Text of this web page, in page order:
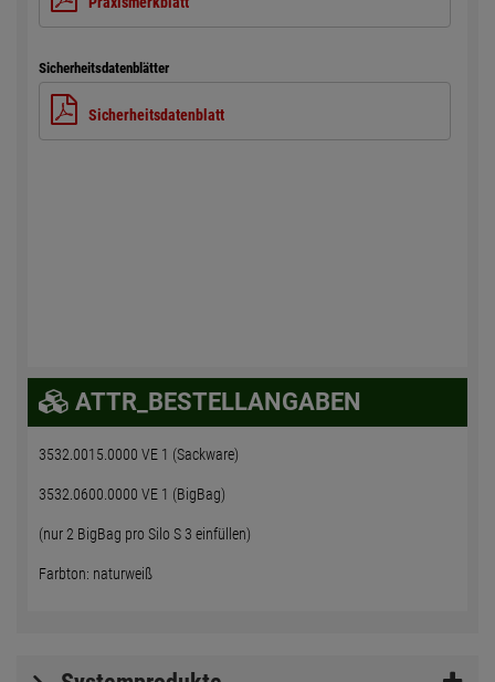
Sicherheitsdatenblätter
Sicherheitsdatenblatt
ATTR_BESTELLANGABEN
3532.0015.0000 VE 1 (Sackware)
3532.0600.0000 VE 1 (BigBag)
(nur 2 BigBag pro Silo S 3 einfüllen)
Farbton: naturweiß